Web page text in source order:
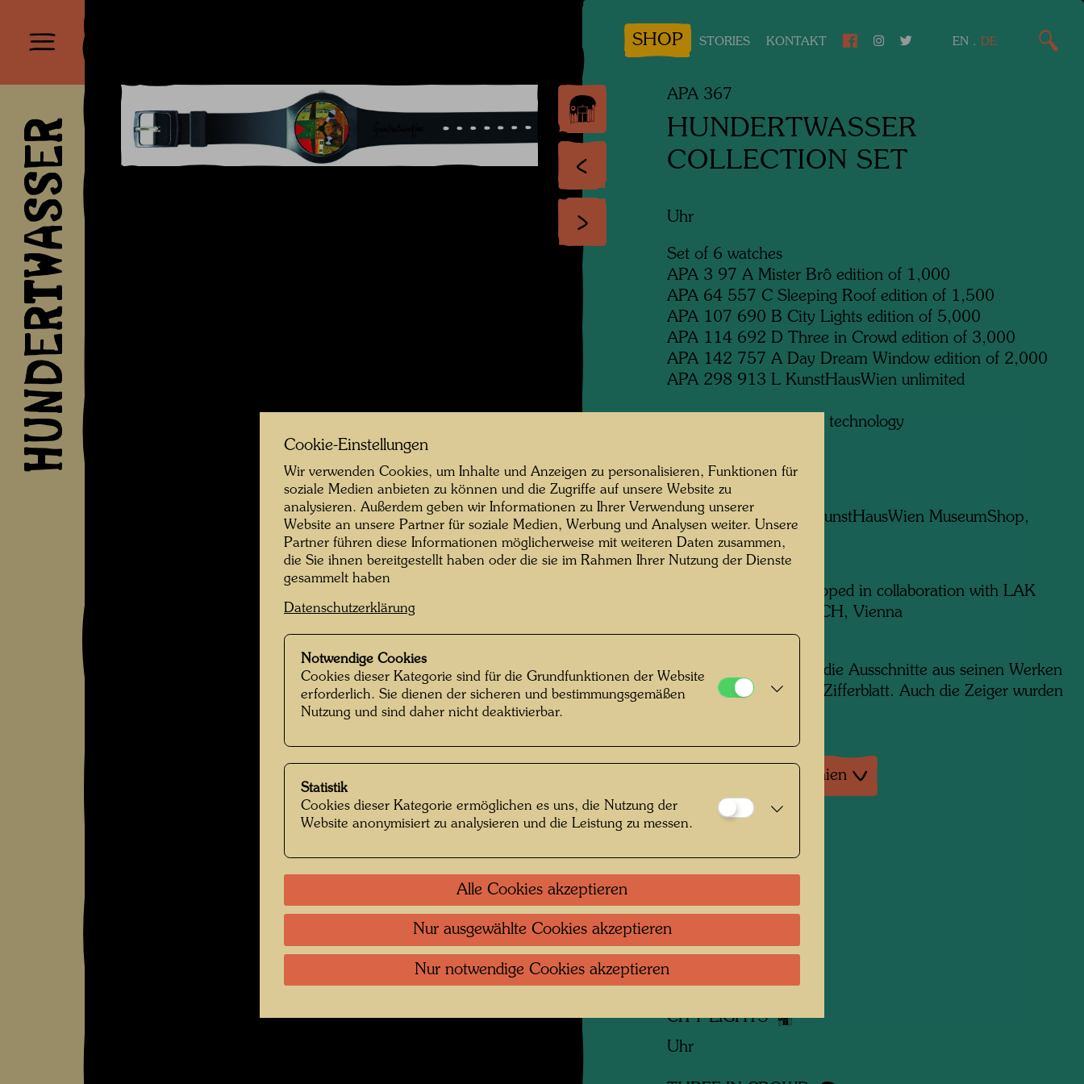
HUNDERTWASSER
SHOP STORIES KONTAKT EN . DE
APA 367
HUNDERTWASSER
COLLECTION SET
Uhr
Set of 6 watches
APA 3 97 A Mister Brô edition of 1,000
APA 64 557 C Sleeping Roof edition of 1,500
APA 107 690 B City Lights edition of 5,000
APA 114 692 D Three in Crowd edition of 3,000
APA 142 757 A Day Dream Window edition of 2,000
APA 298 913 L KunstHausWien unlimited
Swiss quartz clockwork technology
1993
Herausgegeben von:
KunstHausWien MuseumShop,
Vienna
Developed in collaboration with LAK
Scheybal, LAKS WATCH, Vienna
Hundertwasser wählte die Ausschnitte aus seinen Werken
und bearbeitete sie als Zifferblatt. Auch die Zeiger wurden
Literatur: Monographien
MISTER BRO
Uhr
SLEEPING ROOF
Uhr
CITY LIGHTS
Uhr
Cookie-Einstellungen
Wir verwenden Cookies, um Inhalte und Anzeigen zu personalisieren, Funktionen für
soziale Medien anbieten zu können und die Zugriffe auf unsere Website zu
analysieren. Außerdem geben wir Informationen zu Ihrer Verwendung unserer
Website an unsere Partner für soziale Medien, Werbung und Analysen weiter. Unsere
Partner führen diese Informationen möglicherweise mit weiteren Daten zusammen,
die Sie ihnen bereitgestellt haben oder die sie im Rahmen Ihrer Nutzung der Dienste
gesammelt haben
Datenschutzerklärung
Notwendige Cookies
Cookies dieser Kategorie sind für die Grundfunktionen der Website
erforderlich. Sie dienen der sicheren und bestimmungsgemäßen
Nutzung und sind daher nicht deaktivierbar.
Statistik
Cookies dieser Kategorie ermöglichen es uns, die Nutzung der
Website anonymisiert zu analysieren und die Leistung zu messen.
Alle Cookies akzeptieren
Nur ausgewählte Cookies akzeptieren
Nur notwendige Cookies akzeptieren